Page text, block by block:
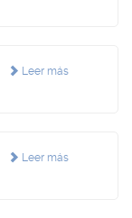
Leer más
Leer más